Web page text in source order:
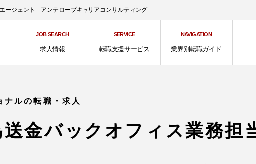
ージェント アンテロープキャリアコンサルティング
JOB SEARCH
求人情報
SERVICE
転職支援サービス
NAVIGATION
業界別転職ガイド
ナルの転職・求人
金バックオフィス業務担